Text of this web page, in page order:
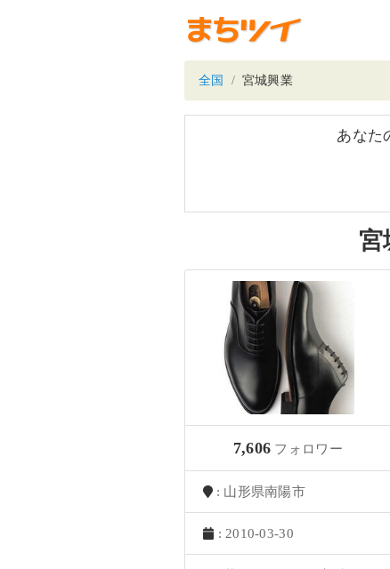
全国 宮城興業
あなた
宮
7,606 フォロワー
: 山形県南陽市
: 2010-03-30